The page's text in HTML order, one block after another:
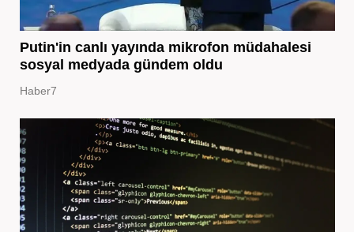
Putin'in canlı yayında mikrofon müdahalesi
sosyal medyada gündem oldu
Haber7